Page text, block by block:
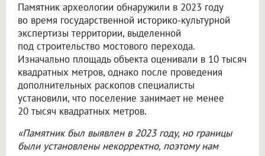
Памятник археологии обнаружили в 2023 году
во время государственной историко-культурной
экспертизы территории, выделенной
под строительство мостового перехода.
Изначально площадь объекта оценивали в 10 тысяч
квадратных метров, однако после проведения
дополнительных раскопов специалисты
установили, что поселение занимает не менее
20 тысяч квадратных метров.
«Памятник был выявлен в 2023 году, но границы
были установлены некорректно, поэтому нам